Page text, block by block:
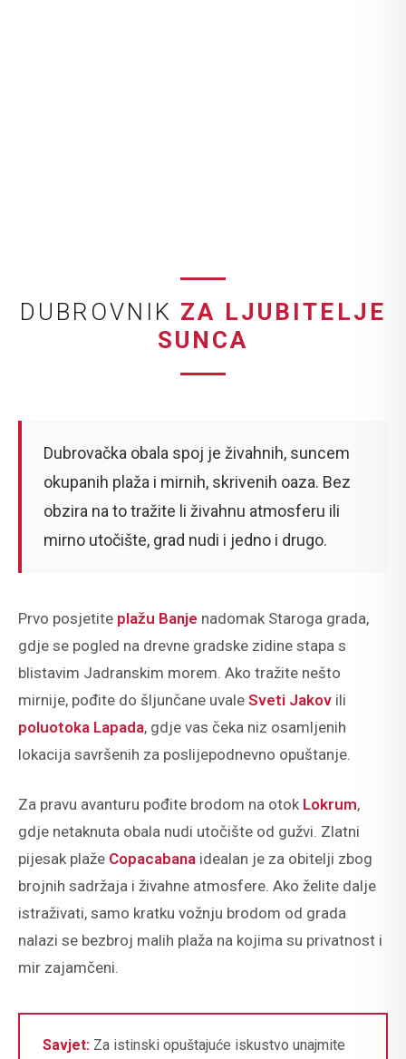
DUBROVNIK ZA LJUBITELJE
SUNCA
Dubrovačka obala spoj je živahnih, suncem
okupanih plaža i mirnih, skrivenih oaza. Bez
obzira na to tražite li živahnu atmosferu ili
mirno utočište, grad nudi i jedno i drugo.
Prvo posjetite plažu Banje nadomak Staroga grada,
gdje se pogled na drevne gradske zidine stapa s
blistavim Jadranskim morem. Ako tražite nešto
mirnije, pođite do šljunčane uvale Sveti Jakov ili
poluotoka Lapada, gdje vas čeka niz osamljenih
lokacija savršenih za poslijepodnevno opuštanje.
Za pravu avanturu pođite brodom na otok Lokrum,
gdje netaknuta obala nudi utočište od gužvi. Zlatni
pijesak plaže Copacabana idealan je za obitelji zbog
brojnih sadržaja i živahne atmosfere. Ako želite dalje
istraživati, samo kratku vožnju brodom od grada
nalazi se bezbroj malih plaža na kojima su privatnost i
mir zajamčeni.
Savjet: Za istinski opuštajuće iskustvo unajmite